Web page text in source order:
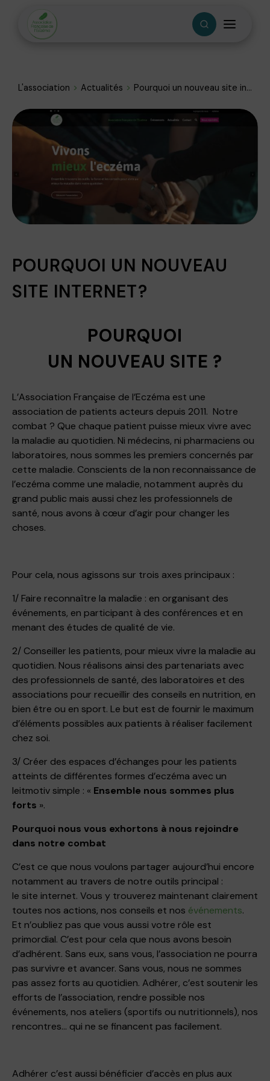
L'association Actualités Pourquoi un nouveau site in...
POURQUOI UN NOUVEAU
SITE INTERNET?
POURQUOI
UN NOUVEAU SITE ?
L’Association Française de l’Eczéma est une
association de patients acteurs depuis 2011. Notre
combat ? Que chaque patient puisse mieux vivre avec
la maladie au quotidien. Ni médecins, ni pharmaciens ou
laboratoires, nous sommes les premiers concernés par
cette maladie. Conscients de la non reconnaissance de
l’eczéma comme une maladie, notamment auprès du
grand public mais aussi chez les professionnels de
santé, nous avons à cœur d’agir pour changer les
choses.
Pour cela, nous agissons sur trois axes principaux :
1/ Faire reconnaître la maladie : en organisant des
événements, en participant à des conférences et en
menant des études de qualité de vie.
2/ Conseiller les patients, pour mieux vivre la maladie au
quotidien. Nous réalisons ainsi des partenariats avec
des professionnels de santé, des laboratoires et des
associations pour recueillir des conseils en nutrition, en
bien être ou en sport. Le but est de fournir le maximum
d’éléments possibles aux patients à réaliser facilement
chez soi.
3/ Créer des espaces d’échanges pour les patients
atteints de différentes formes d’eczéma avec un
leitmotiv simple : « Ensemble nous sommes plus
forts ».
Pourquoi nous vous exhortons à nous rejoindre
dans notre combat
C’est ce que nous voulons partager aujourd’hui encore
notamment au travers de notre outils principal :
le site internet. Vous y trouverez maintenant clairement
toutes nos actions, nos conseils et nos événements.
Et n’oubliez pas que vous aussi votre rôle est
primordial. C’est pour cela que nous avons besoin
d’adhérent. Sans eux, sans vous, l’association ne pourra
pas survivre et avancer. Sans vous, nous ne sommes
pas assez forts au quotidien. Adhérer, c’est soutenir les
efforts de l’association, rendre possible nos
événements, nos ateliers (sportifs ou nutritionnels), nos
rencontres… qui ne se financent pas facilement.
Adhérer c’est aussi bénéficier d’accès en plus aux